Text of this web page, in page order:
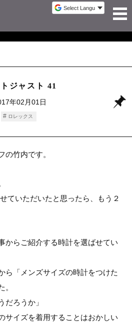
ジャスト 41
年02月01日
ロレックス
の竹内です。
ていただいたと思ったら、もう２
からご紹介する時計を選ばせてい
ら「メンズサイズの時計をつけた
。
だろうか」
サイズを着用することはおかしい